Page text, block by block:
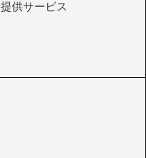
提供サービス